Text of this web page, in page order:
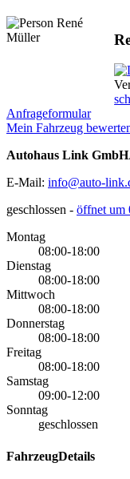
Anfrageformular
Mein Fahrzeug
Autohaus Link GmbH
E-Mail: info@auto-
geschlossen - öffnet um
Montag
08:00-18:00
Dienstag
08:00-18:00
Mittwoch
08:00-18:00
Donnerstag
08:00-18:00
Freitag
08:00-18:00
Samstag
09:00-12:00
Sonntag
geschlossen
FahrzeugDetails